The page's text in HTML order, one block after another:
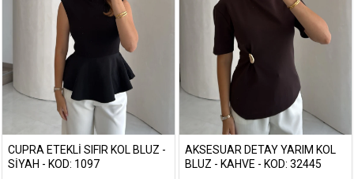
CUPRA ETEKLI SIFIR KOL BLUZ -
SIYAH - KOD: 1097
AKSESUAR DETAY YARIM KOL
BLUZ - KAHVE - KOD: 32445